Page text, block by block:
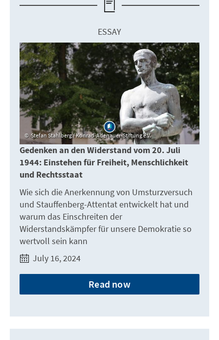
ESSAY
Stefan Stahlberg / Konrad-Adenauer-Stiftung e.V.
Gedenken an den Widerstand vom 20. Juli
1944: Einstehen für Freiheit, Menschlichkeit
und Rechtsstaat
Wie sich die Anerkennung von Umsturzversuch
und Stauffenberg-Attentat entwickelt hat und
warum das Einschreiten der
Widerstandskämpfer für unsere Demokratie so
wertvoll sein kann
July 16, 2024
Read now